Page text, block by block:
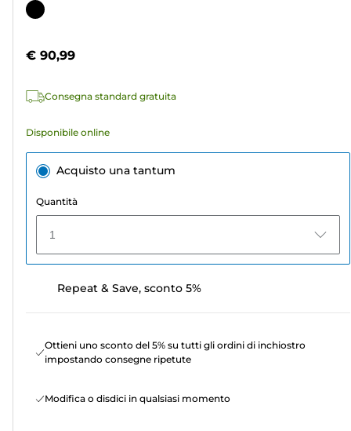
su
9
Cartuccia
€ 90,99
Consegna standard gratuita
Disponibile online
Acquisto una tantum
Quantità
1
Repeat & Save, sconto 5%
Ottieni uno sconto del 5% su tutti gli ordini di inchiostro
impostando consegne ripetute
Modifica o disdici in qualsiasi momento